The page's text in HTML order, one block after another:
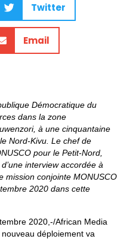
Twitter
Email
Démocratique du
dans la zone
à une cinquantaine
Nord-Kivu. Le chef de
pour le Petit-Nord,
interview accordée à
mission conjointe MONUSCO
2020 dans cette
2020,-/African Media
déploiement va